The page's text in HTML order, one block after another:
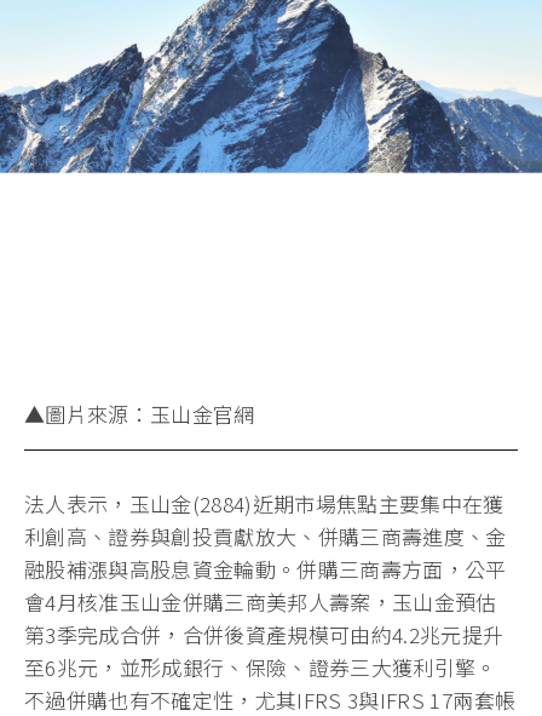
▲圖片來源：玉山金官網
法人表示，玉山金(2884)近期市場焦點主要集中在獲
利創高、證券與創投貢獻放大、併購三商壽進度、金
融股補漲與高股息資金輪動。併購三商壽方面，公平
會4月核准玉山金併購三商美邦人壽案，玉山金預估
第3季完成合併，合併後資產規模可由約4.2兆元提升
至6兆元，並形成銀行、保險、證券三大獲利引擎。
不過併購也有不確定性，尤其IFRS 3與IFRS 17兩套帳